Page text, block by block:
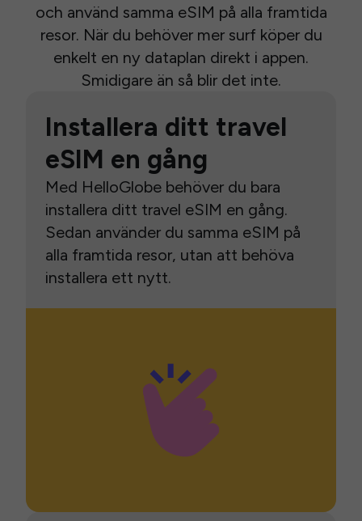
och använd samma eSIM på alla framtida
resor. När du behöver mer surf köper du
enkelt en ny dataplan direkt i appen.
Smidigare än så blir det inte.
Installera ditt travel
eSIM en gång
Med HelloGlobe behöver du bara
installera ditt travel eSIM en gång.
Sedan använder du samma eSIM på
alla framtida resor, utan att behöva
installera ett nytt.